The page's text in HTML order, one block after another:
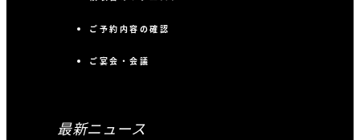
ご予約内容の確認
ご宴会・会議
最新ニュース